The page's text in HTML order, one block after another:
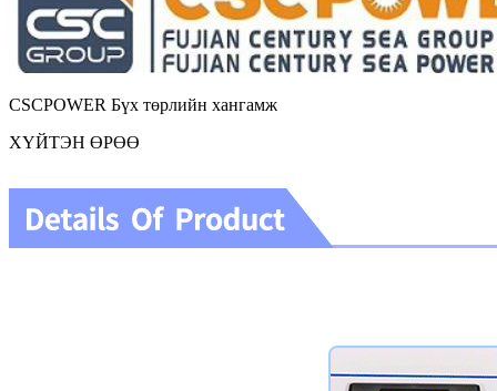
CSCPOWER Бүх төрлийн хангамж
ХҮЙТЭН ӨРӨӨ